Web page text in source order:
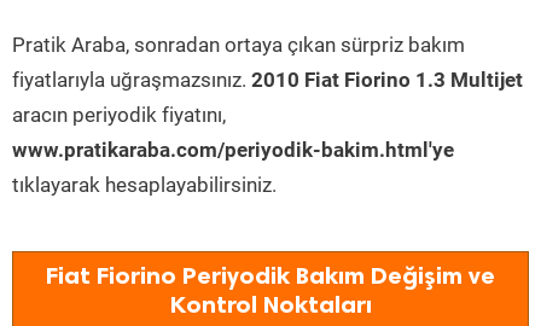
Pratik Araba, sonradan ortaya çıkan sürpriz bakım
fiyatlarıyla uğraşmazsınız. 2010 Fiat Fiorino 1.3 Multijet
aracın periyodik fiyatını,
www.pratikaraba.com/periyodik-bakim.html'ye
tıklayarak hesaplayabilirsiniz.
Fiat Fiorino Periyodik Bakım Değişim ve
Kontrol Noktaları